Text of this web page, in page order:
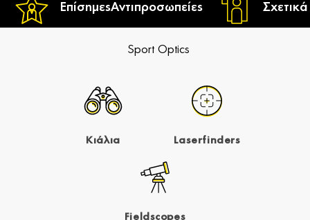
ΕπίσημεςΑντιπροσωπείες
Sport Optics
Κιάλια Laserfinders
Fieldscopes